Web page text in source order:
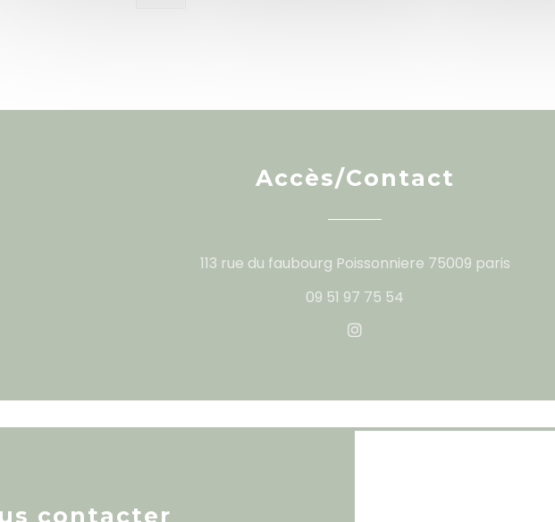
Accès/Contact
113 rue du faubourg Poissonniere 75009 paris
09 51 97 75 54
Instagram ((ouvre une
contacter